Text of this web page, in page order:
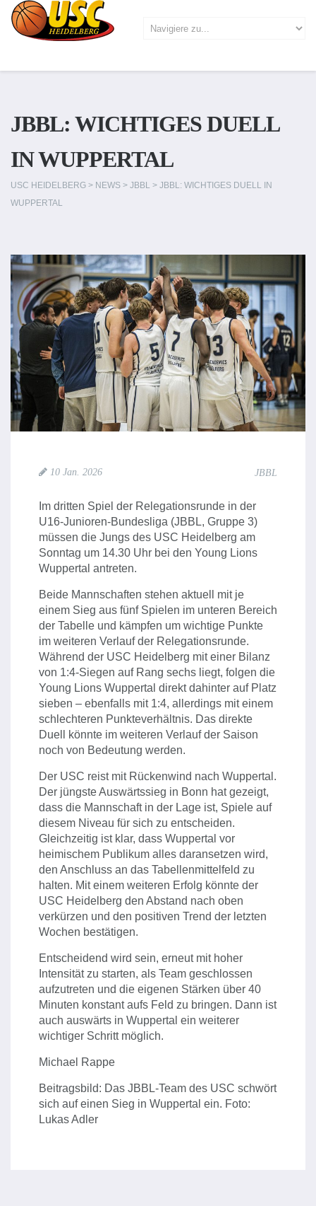
JBBL: WICHTIGES DUELL
IN WUPPERTAL
USC HEIDELBERG > NEWS > JBBL > JBBL: WICHTIGES DUELL IN
WUPPERTAL
10 Jan. 2026 JBBL
Im dritten Spiel der Relegationsrunde in der
U16-Junioren-Bundesliga (JBBL, Gruppe 3)
müssen die Jungs des USC Heidelberg am
Sonntag um 14.30 Uhr bei den Young Lions
Wuppertal antreten.
Beide Mannschaften stehen aktuell mit je
einem Sieg aus fünf Spielen im unteren Bereich
der Tabelle und kämpfen um wichtige Punkte
im weiteren Verlauf der Relegationsrunde.
Während der USC Heidelberg mit einer Bilanz
von 1:4-Siegen auf Rang sechs liegt, folgen die
Young Lions Wuppertal direkt dahinter auf Platz
sieben – ebenfalls mit 1:4, allerdings mit einem
schlechteren Punkteverhältnis. Das direkte
Duell könnte im weiteren Verlauf der Saison
noch von Bedeutung werden.
Der USC reist mit Rückenwind nach Wuppertal.
Der jüngste Auswärtssieg in Bonn hat gezeigt,
dass die Mannschaft in der Lage ist, Spiele auf
diesem Niveau für sich zu entscheiden.
Gleichzeitig ist klar, dass Wuppertal vor
heimischem Publikum alles daransetzen wird,
den Anschluss an das Tabellenmittelfeld zu
halten. Mit einem weiteren Erfolg könnte der
USC Heidelberg den Abstand nach oben
verkürzen und den positiven Trend der letzten
Wochen bestätigen.
Entscheidend wird sein, erneut mit hoher
Intensität zu starten, als Team geschlossen
aufzutreten und die eigenen Stärken über 40
Minuten konstant aufs Feld zu bringen. Dann ist
auch auswärts in Wuppertal ein weiterer
wichtiger Schritt möglich.
Michael Rappe
Beitragsbild: Das JBBL-Team des USC schwört
sich auf einen Sieg in Wuppertal ein. Foto:
Lukas Adler